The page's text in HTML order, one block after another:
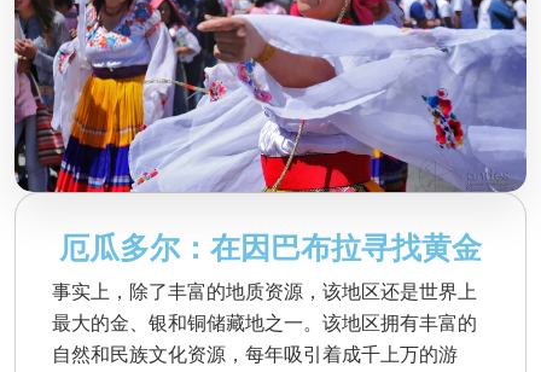
厄瓜多尔：在因巴布拉寻找黄金
事实上，除了丰富的地质资源，该地区还是世界上
最大的金、银和铜储藏地之一。该地区拥有丰富的
自然和民族文化资源，每年吸引着成千上万的游